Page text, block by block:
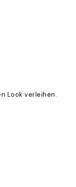
Look verleihen.